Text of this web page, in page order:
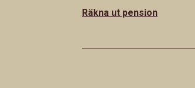
Räkna ut pension